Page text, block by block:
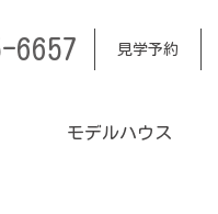
6657 見学予約
モデルハウス